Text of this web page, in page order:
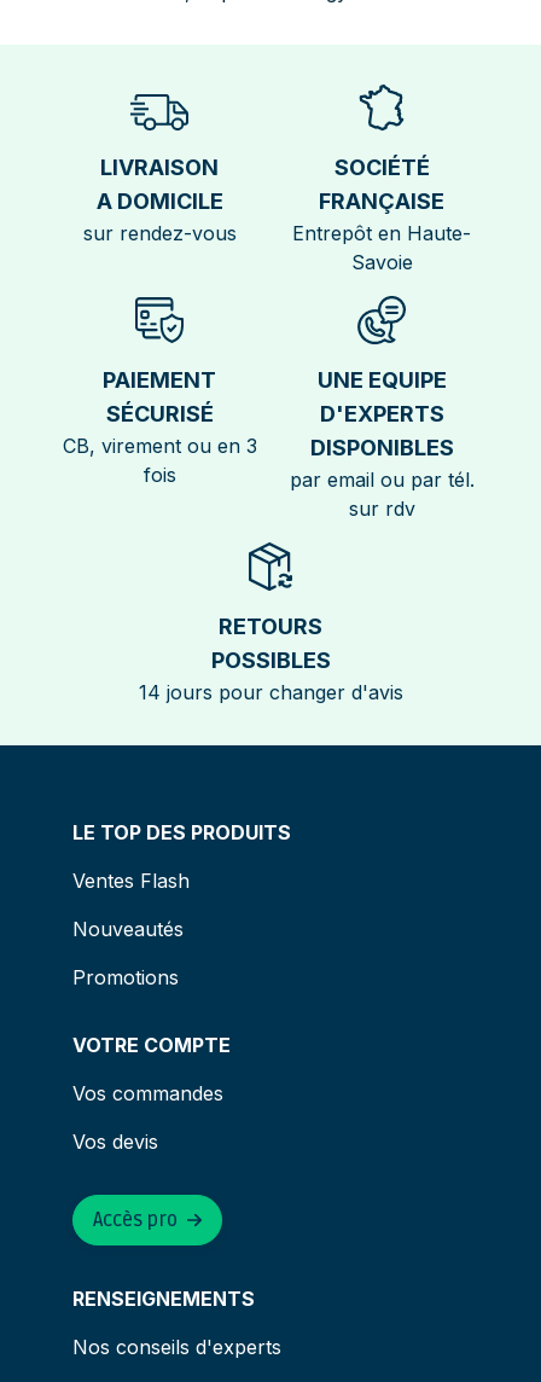
LIVRAISON
A DOMICILE
sur rendez-vous
SOCIÉTÉ
FRANÇAISE
Entrepôt en Haute-
Savoie
PAIEMENT
SÉCURISÉ
CB, virement ou en 3
fois
UNE EQUIPE
D'EXPERTS
DISPONIBLES
par email ou par tél.
sur rdv
RETOURS
POSSIBLES
14 jours pour changer d'avis
LE TOP DES PRODUITS
Ventes Flash
Nouveautés
Promotions
VOTRE COMPTE
Vos commandes
Vos devis
RENSEIGNEMENTS
Nos conseils d'experts
Accès pro